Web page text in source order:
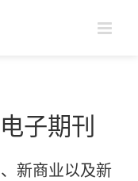
子期刊
新商业以及新